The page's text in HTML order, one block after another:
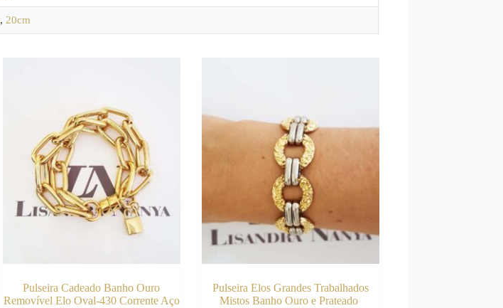
, 20cm
Pulseira Cadeado Banho Ouro
Removível Elo Oval-430 Corrente Aço
Pulseira Elos Grandes Trabalhados
Mistos Banho Ouro e Prateado